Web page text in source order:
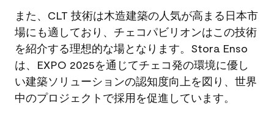
また、CLT 技術は木造建築の人気が高まる日本市
場にも適しており、チェコパビリオンはこの技術
を紹介する理想的な場となります。Stora Enso
は、EXPO 2025を通じてチェコ発の環境に優し
い建築ソリューションの認知度向上を図り、世界
中のプロジェクトで採用を促進しています。